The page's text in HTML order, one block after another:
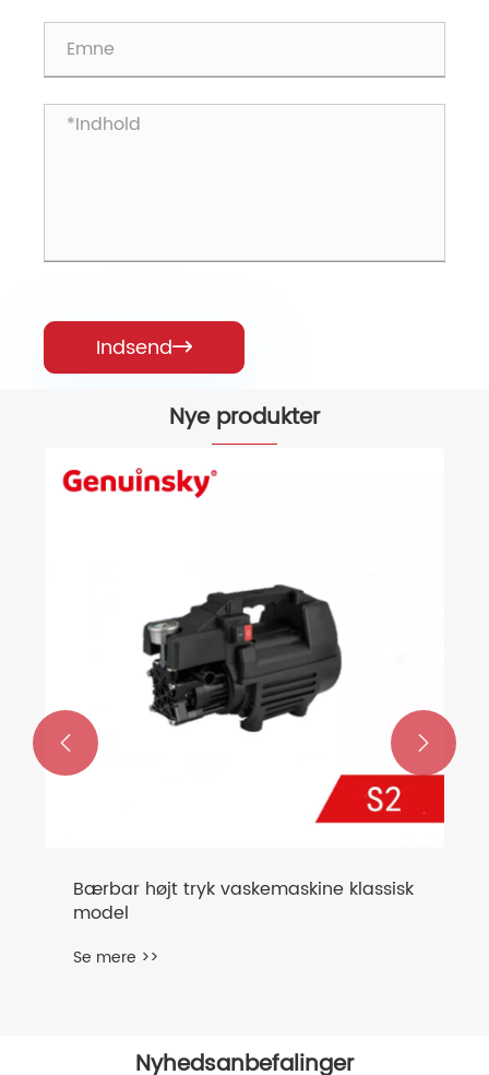
Indsend
Nye produkter
Bærbar højt tryk vaskemaskine klassisk
model
Se mere >>
 
Nyhedsanbefalinger